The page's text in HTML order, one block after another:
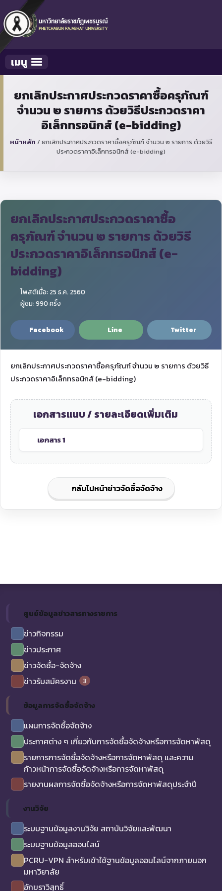
Toggle navigation
เมนู
ยกเลิกประกาศประกวดราคาซื้อครุภัณฑ์
จำนวน ๒ รายการ ด้วยวิธีประกวดราคา
อิเล็กทรอนิกส์ (e-bidding)
หน้าหลัก / ยกเลิกประกาศประกวดราคาซื้อครุภัณฑ์ จำนวน ๒ รายการ ด้วยวิธี
ประกวดราคาอิเล็กทรอนิกส์ (e-bidding)
ยกเลิกประกาศประกวดราคาซื้อ
ครุภัณฑ์ จำนวน ๒ รายการ ด้วยวิธี
ประกวดราคาอิเล็กทรอนิกส์ (e-
bidding)
โพสต์เมื่อ: 25 ธ.ค. 2560
ผู้ชม: 990 ครั้ง
Facebook Line Twitter
ยกเลิกประกาศประกวดราคาซื้อครุภัณฑ์ จำนวน ๒ รายการ ด้วยวิธี
ประกวดราคาอิเล็กทรอนิกส์ (e-bidding)
เอกสารแนบ / รายละเอียดเพิ่มเติม
เอกสาร 1
กลับไปหน้าข่าวจัดซื้อจัดจ้าง
ศูนย์ข้อมูลข่าวสารทางราชการ
ข่าวกิจกรรม
ข่าวประกาศ
ข่าวจัดซื้อ-จัดจ้าง
ข่าวรับสมัครงาน
3
ข้อมูลการจัดซื้อจัดจ้าง
แผนการจัดซื้อจัดจ้าง
ประกาศต่าง ๆ เกี่ยวกับการจัดซื้อจัดจ้างหรือการจัดหาพัสดุ
รายการการจัดซื้อจัดจ้างหรือการจัดหาพัสดุ และความ
ก้าวหน้าการจัดซื้อจัดจ้างหรือการจัดหาพัสดุ
รายงานผลการจัดซื้อจัดจ้างหรือการจัดหาพัสดุประจำปี
งานวิจัย
ระบบฐานข้อมูลงานวิจัย สถาบันวิจัยและพัฒนา
ระบบฐานข้อมูลออนไลน์
PCRU-VPN สำหรับเข้าใช้ฐานข้อมูลออนไลน์จากภายนอก
มหาวิยาลัย
อักขราวิสุทธิ์